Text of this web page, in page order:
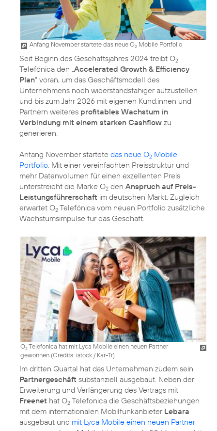
Anfang November startete das neue O2 Mobile Portfolio
Seit Beginn des Geschäftsjahres 2024 treibt O2
Telefónica den „Accelerated Growth & Efficiency
Plan“ voran, um das Geschäftsmodell des
Unternehmens noch widerstandsfähiger aufzustellen
und bis zum Jahr 2026 mit eigenen Kund:innen und
Partnern weiteres profitables Wachstum in
Verbindung mit einem starken Cashflow zu
generieren.
Anfang November startete das neue O2 Mobile
Portfolio. Mit einer vereinfachten Preisstruktur und
mehr Datenvolumen für einen exzellenten Preis
unterstreicht die Marke O2 den Anspruch auf Preis-
Leistungsführerschaft im deutschen Markt. Zugleich
erwartet O2 Telefónica vom neuen Portfolio zusätzliche
Wachstumsimpulse für das Geschäft.
O2Telefonica hat mit Lyca Mobile einen neuen Partner
gewonnen (Credits: istock / Kar-Tr)
Im dritten Quartal hat das Unternehmen zudem sein
Partnergeschäft substanziell ausgebaut. Neben der
Erweiterung und Verlängerung des Vertrags mit
Freenet hat O2 Telefonica die Geschäftsbeziehungen
mit dem internationalen Mobilfunkanbieter Lebara
ausgebaut und mit Lyca Mobile einen neuen Partner